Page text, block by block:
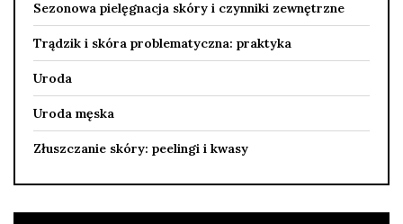
Sezonowa pielęgnacja skóry i czynniki zewnętrzne
Trądzik i skóra problematyczna: praktyka
Uroda
Uroda męska
Złuszczanie skóry: peelingi i kwasy